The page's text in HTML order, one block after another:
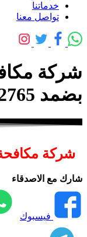
خدماتنا
تواصل معنا
شركة
بضمد 0558592765
شركة
شارك مع الاصدقاء
فيسبوك